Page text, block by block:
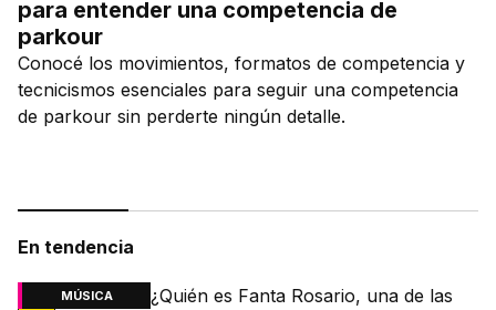
para entender una competencia de
parkour
Conocé los movimientos, formatos de competencia y
tecnicismos esenciales para seguir una competencia
de parkour sin perderte ningún detalle.
En tendencia
MÚSICA
¿Quién es Fanta Rosario, una de las